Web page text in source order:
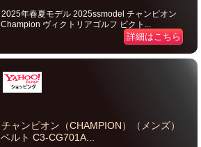
2025年春夏モデル 2025ssmodel チャンピオン
Champion ヴィクトリアゴルフ ビクト...
詳細はこちら
チャンピオン（CHAMPION）（メンズ）
ベルト C3-CG701A...